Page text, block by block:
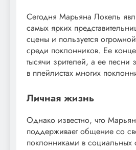
Сегодня Марьяна Локель
самых ярких
сцены и пользуется
среди поклонников. Ее
тысячи зрителей, а ее песни
в плейлистах многих
Личная жизнь
Однако известно, что
поддерживает общение со
поклонниками в социальных